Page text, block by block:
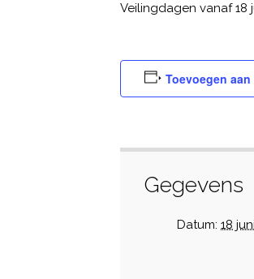
Veilingdagen vanaf 18
Toevoegen
Gegevens
Datum: 18